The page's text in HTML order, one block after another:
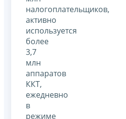
налогоплательщиков,
активно
используется
более
3,7
млн
аппаратов
ККТ,
ежедневно
в
режиме